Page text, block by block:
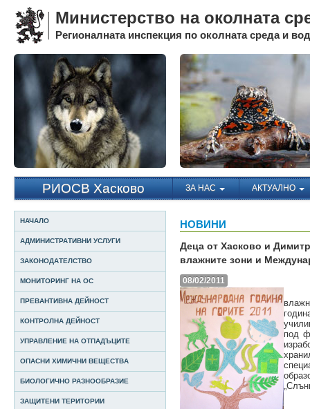
Министерство на околната
Регионалната инспекция по околната среда и
РИОСВ Хасково ЗА НАС АКТУАЛНО
НАЧАЛО
АДМИНИСТРАТИВНИ УСЛУГИ
ЗАКОНОДАТЕЛСТВО
МОНИТОРИНГ НА ОС
ПРЕВАНТИВНА ДЕЙНОСТ
КОНТРОЛНА ДЕЙНОСТ
УПРАВЛЕНИЕ НА ОТПАДЪЦИТЕ
ОПАСНИ ХИМИЧНИ ВЕЩЕСТВА
БИОЛОГИЧНО РАЗНООБРАЗИЕ
ЗАЩИТЕНИ ТЕРИТОРИИ
НОВИНИ
Деца от Хасково и
влажните зони и
08/02/2011
под